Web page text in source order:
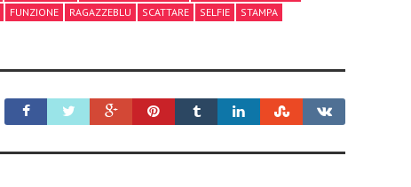
FUNZIONE
RAGAZZEBLU SCATTARE SELFIE STAMPA